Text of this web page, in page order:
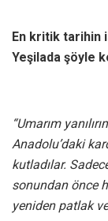
En kritik tarihin
Yeşilada şöyle
“Umarım
Anadolu’daki
kutladılar.
sonundan önce
yeniden patlak